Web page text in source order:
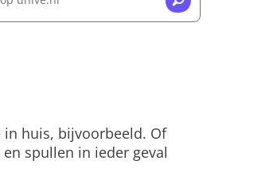
in huis, bijvoorbeeld. Of
spullen in ieder geval